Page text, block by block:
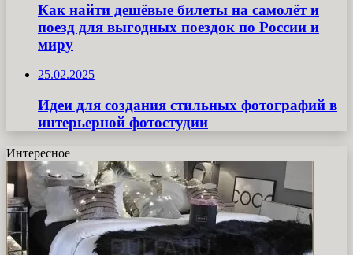
Как найти дешёвые билеты на самолёт и
поезд для выгодных поездок по России и
миру
25.02.2025
Идеи для создания стильных фотографий в
интерьерной фотостудии
Интересное